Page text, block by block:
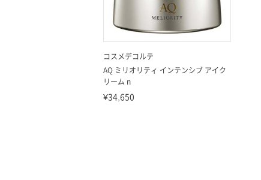
コスメデコルテ
AQ ミリオリティ インテンシブ アイク
リーム n
¥34,650